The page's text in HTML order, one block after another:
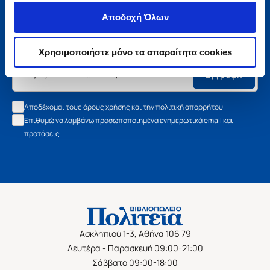
Αποδοχή Όλων
Χρησιμοποιήστε μόνο τα απαραίτητα cookies
Μάθετε τα νέα της Πολιτείας
Εγγραφείτε στο newsletter μας και μάθετε πρώτοι όλα τα
νέα βιβλία, τις εξαιρετικές τιμές και τις εκδηλώσεις μας.
Εγγραφή
Αποδέχομαι τους όρους χρήσης και την πολιτική απορρήτου
Επιθυμώ να λαμβάνω προσωποποιημένα ενημερωτικά email και
προτάσεις
Ασκληπιού 1-3, Αθήνα 106 79
Δευτέρα - Παρασκευή 09:00-21:00
Σάββατο 09:00-18:00